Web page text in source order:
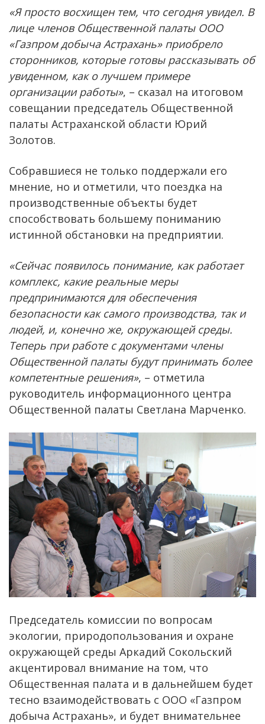
«Я просто восхищен тем, что сегодня увидел. В
лице членов Общественной палаты ООО
«Газпром добыча Астрахань» приобрело
сторонников, которые готовы рассказывать об
увиденном, как о лучшем примере
организации работы», – сказал на итоговом
совещании председатель Общественной
палаты Астраханской области Юрий
Золотов.
Собравшиеся не только поддержали его
мнение, но и отметили, что поездка на
производственные объекты будет
способствовать большему пониманию
истинной обстановки на предприятии.
«Сейчас появилось понимание, как работает
комплекс, какие реальные меры
предпринимаются для обеспечения
безопасности как самого производства, так и
людей, и, конечно же, окружающей среды.
Теперь при работе с документами члены
Общественной палаты будут принимать более
компетентные решения», – отметила
руководитель информационного центра
Общественной палаты Светлана Марченко.
Председатель комиссии по вопросам
экологии, природопользования и охране
окружающей среды Аркадий Сокольский
акцентировал внимание на том, что
Общественная палата и в дальнейшем будет
тесно взаимодействовать с ООО «Газпром
добыча Астрахань», и будет внимательнее